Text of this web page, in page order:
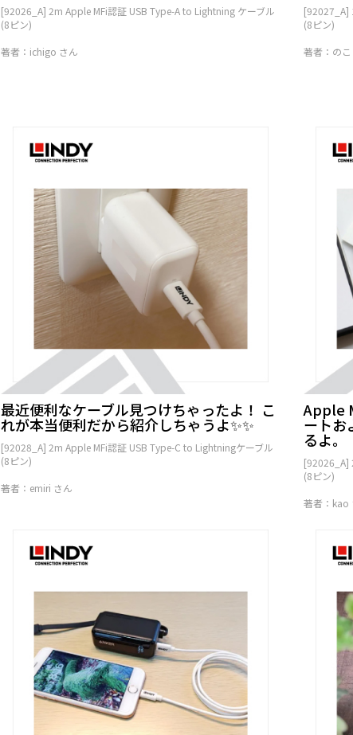
[92026_A] 2m Apple MFi認証 USB Type-A to Lightning ケーブル
(8ピン)
著者：ichigo さん
[92027_A]
(8ピン)
著者：の
最近便利なケーブル見つけちゃったよ！ こ
れが本当便利だから紹介しちゃうよ✨✨
[92028_A] 2m Apple MFi認証 USB Type-C to Lightningケーブル
(8ピン)
著者：emiri さん
Apple
ートお
るよ。
[92026_A]
(8ピン)
著者：kao